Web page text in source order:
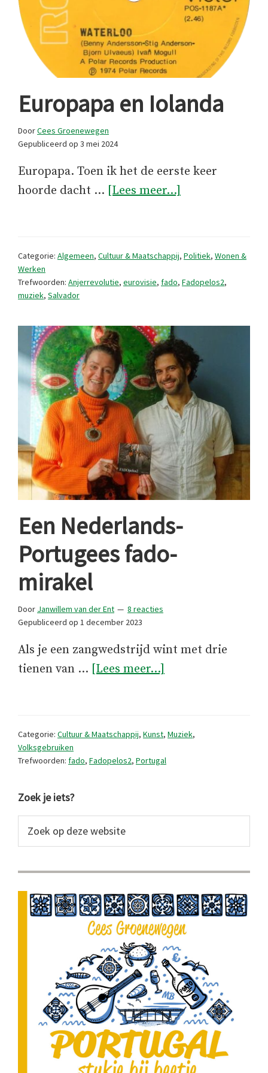
Europapa en Iolanda
DoorCees Groenewegen
Gepubliceerd op 3 mei 2024
Europapa. Toen ik het de eerste keer
hoorde dacht … [Lees meer...]
Categorie: Algemeen, Cultuur & Maatschappij, Politiek, Wonen &
Werken
Trefwoorden: Anjerrevolutie, eurovisie, fado, Fadopelos2,
muziek, Salvador
Een Nederlands-
Portugees fado-
mirakel
Door Janwillem van der Ent
8 reacties
Gepubliceerd op 1 december 2023
Als je een zangwedstrijd wint met drie
tienen van … [Lees meer...]
Categorie: Cultuur & Maatschappij, Kunst, Muziek,
Volksgebruiken
Trefwoorden: fado, Fadopelos2, Portugal
Primaire
Sidebar
Zoek je iets?
op
website